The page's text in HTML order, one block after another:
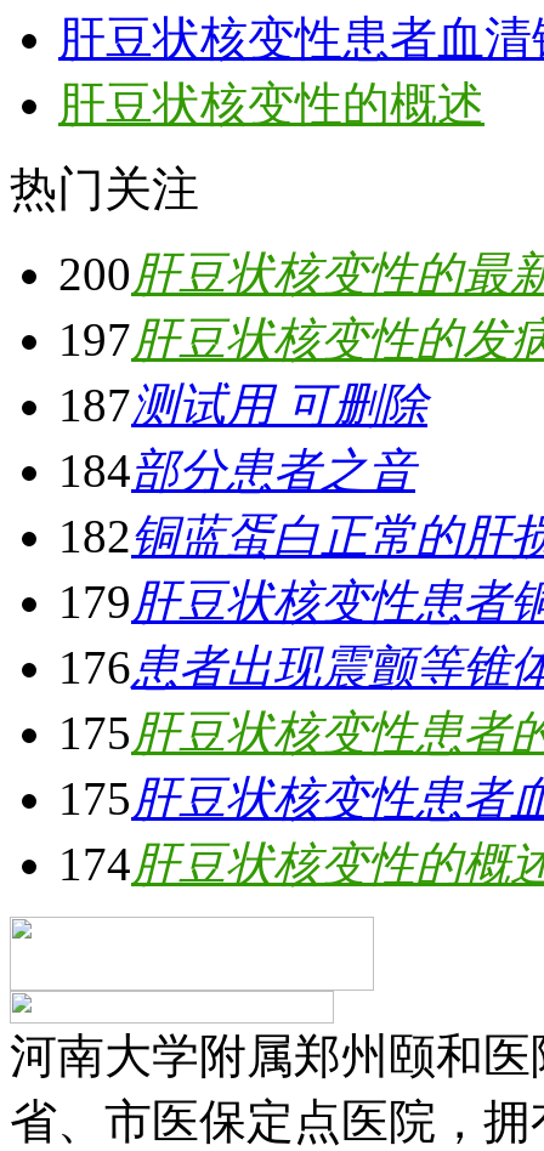
肝豆状核变性患者血
肝豆状核变性的概述
热门关注
200肝豆状核变性的最
197肝豆状核变性的发
187测试用 可删除
184部分患者之音
182铜蓝蛋白正常的肝
179肝豆状核变性患者
176患者出现震颤等锥
175肝豆状核变性患者
175肝豆状核变性患者
174肝豆状核变性的概
河南大学附属郑州颐和
省、市医保定点医院，